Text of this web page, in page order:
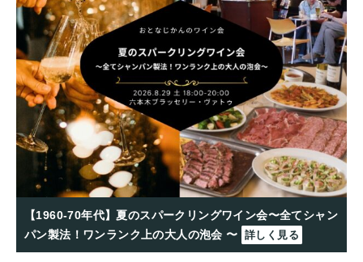
【1960-70年代】夏のスパークリングワイン会〜全てシャン
パン製法！ワンランク上の大人の泡会 〜 詳しく見る